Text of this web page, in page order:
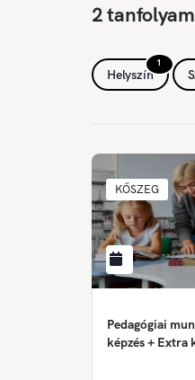
2
1
Helyszín
KŐSZEG
Pedagógiai
képzés + Extra